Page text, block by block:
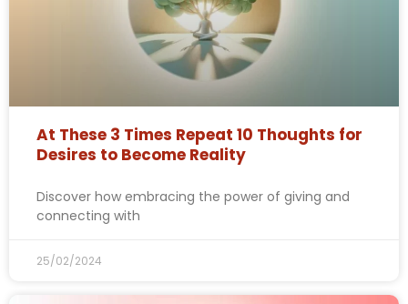
At These 3 Times Repeat 10 Thoughts for
Desires to Become Reality
Discover how embracing the power of giving and
connecting with
25/02/2024